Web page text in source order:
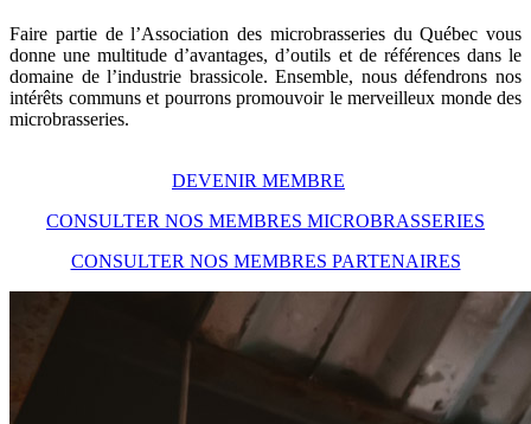
Faire partie de l’Association des microbrasseries du Québec vous
donne une multitude d’avantages, d’outils et de références dans le
domaine de l’industrie brassicole. Ensemble, nous défendrons nos
intérêts communs et pourrons promouvoir le merveilleux monde des
microbrasseries.
DEVENIR MEMBRE
CONSULTER NOS MEMBRES MICROBRASSERIES
CONSULTER NOS MEMBRES PARTENAIRES